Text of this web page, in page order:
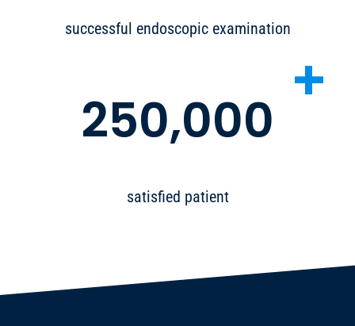
successful endoscopic examination
satisfied patient
250,000
+